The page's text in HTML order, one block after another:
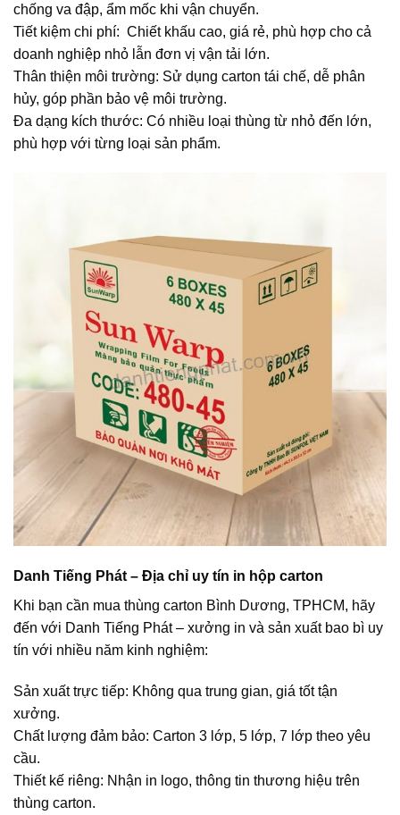
chống va đập, ẩm mốc khi vận chuyển.
Tiết kiệm chi phí: Chiết khấu cao, giá rẻ, phù hợp cho cả
doanh nghiệp nhỏ lẫn đơn vị vận tải lớn.
Thân thiện môi trường: Sử dụng carton tái chế, dễ phân
hủy, góp phần bảo vệ môi trường.
Đa dạng kích thước: Có nhiều loại thùng từ nhỏ đến lớn,
phù hợp với từng loại sản phẩm.
Danh Tiếng Phát – Địa chỉ uy tín in hộp carton
Khi bạn cần mua thùng carton Bình Dương, TPHCM, hãy
đến với Danh Tiếng Phát – xưởng in và sản xuất bao bì uy
tín với nhiều năm kinh nghiệm:
Sản xuất trực tiếp: Không qua trung gian, giá tốt tận
xưởng.
Chất lượng đảm bảo: Carton 3 lớp, 5 lớp, 7 lớp theo yêu
cầu.
Thiết kế riêng: Nhận in logo, thông tin thương hiệu trên
thùng carton.